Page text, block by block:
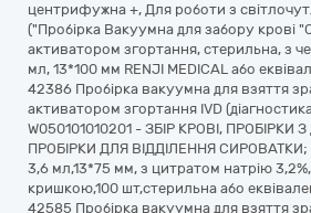
центрифужна +, Для роботи з
("Пробірка Вакуумна для забору крові
активатором згортання, стерильна, з
мл, 13*100 мм RENJI MEDICAL або
42386 Пробірка вакуумна для взяття
активатором згортання IVD
W050101010201 - ЗБІР КРОВІ,
ПРОБІРКИ ДЛЯ ВІДДІЛЕННЯ СИРОВАТКИ;
3,6 мл,13*75 мм, з цитратом натрію
кришкою,100 шт,стерильна або
42585 Пробірка вакуумна для взяття